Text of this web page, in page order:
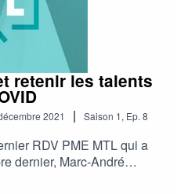
retenir les talents
2021 | Saison 1, Ep. 8
RDV PME MTL qui a
dernier, Marc-André
ont discuté notamment de